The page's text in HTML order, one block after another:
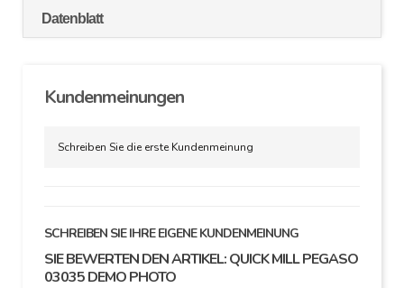
Datenblatt
Kundenmeinungen
Schreiben Sie die erste Kundenmeinung
SCHREIBEN SIE IHRE EIGENE KUNDENMEINUNG
SIE BEWERTEN DEN ARTIKEL:QUICK MILL PEGASO
03035 DEMO PHOTO